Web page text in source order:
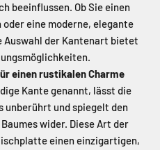
beeinflussen. Ob Sie einen
eine moderne, elegante
Auswahl der Kantenart bietet
einen rustikalen Charme
Kante genannt, lässt die
unberührt und spiegelt den
wider. Diese Art der
einen einzigartigen,